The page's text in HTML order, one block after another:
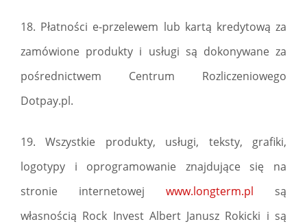
18. Płatności e-przelewem lub kartą kredytową za
zamówione produkty i usługi są dokonywane za
pośrednictwem Centrum Rozliczeniowego
Dotpay.pl.
19. Wszystkie produkty, usługi, teksty, grafiki,
logotypy i oprogramowanie znajdujące się na
stronie internetowej www.longterm.pl są
własnością Rock Invest Albert Janusz Rokicki i są